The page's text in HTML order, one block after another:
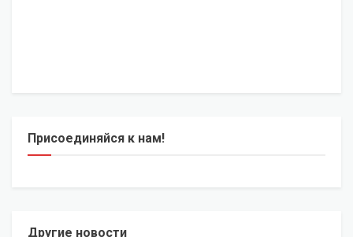
Присоединяйся к нам!
Другие новости